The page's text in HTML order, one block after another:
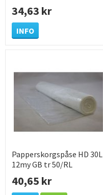
34,63 kr
INFO
Papperskorgspåse HD 30L
12my GB tr 50/RL
40,65 kr